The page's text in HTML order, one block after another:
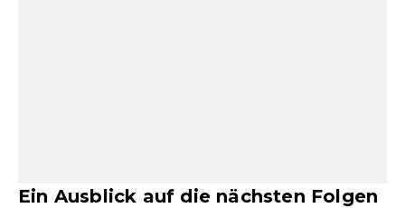
Ein Ausblick auf die nächsten Folgen